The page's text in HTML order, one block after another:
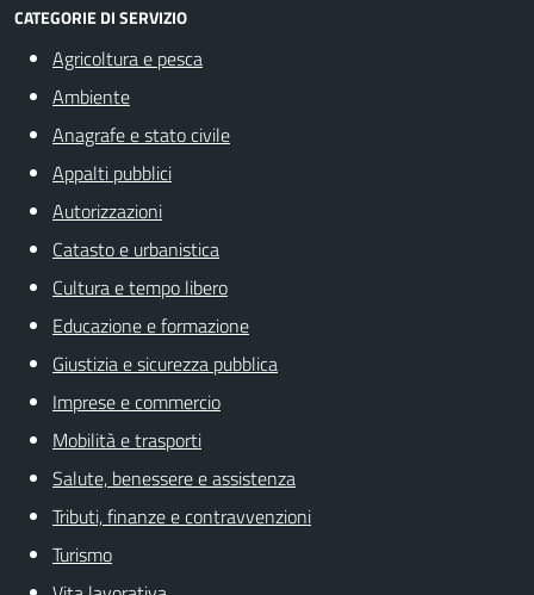
CATEGORIE DI SERVIZIO
Agricoltura e pesca
Ambiente
Anagrafe e stato civile
Appalti pubblici
Autorizzazioni
Catasto e urbanistica
Cultura e tempo libero
Educazione e formazione
Giustizia e sicurezza pubblica
Imprese e commercio
Mobilità e trasporti
Salute, benessere e assistenza
Tributi, finanze e contravvenzioni
Turismo